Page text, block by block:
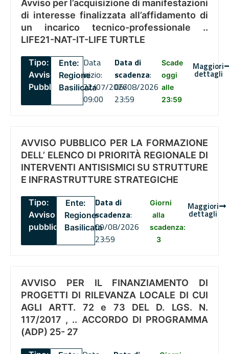
Avviso per l’acquisizione di manifestazioni
di interesse finalizzata all’affidamento di
un incarico tecnico-professionale ..
LIFE21-NAT-IT-LIFE TURTLE
Tipo:
Avviso
Pubblico
Ente:
Regione
Basilicata
Data
inizio:
22/07/2026
09:00
Data di
scadenza:
06/08/2026
23:59
Scade
oggi
alle
23:59
Maggiori
dettagli
AVVISO PUBBLICO PER LA FORMAZIONE
DELL’ ELENCO DI PRIORITÀ REGIONALE DI
INTERVENTI ANTISISMICI SU STRUTTURE
E INFRASTRUTTURE STRATEGICHE
Tipo:
Avviso
pubblico
Ente:
Regione
Basilicata
Data di
scadenza:
09/08/2026
23:59
Giorni
alla
scadenza:
3
Maggiori
dettagli
AVVISO PER IL FINANZIAMENTO DI
PROGETTI DI RILEVANZA LOCALE DI CUI
AGLI ARTT. 72 e 73 DEL D. LGS. N.
117/2017 , .. ACCORDO DI PROGRAMMA
(ADP) 25- 27